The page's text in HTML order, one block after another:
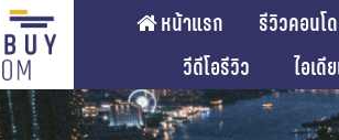
หน้าแรก รีวิวคอนโด
วีดีโอรีวิว
ไอเดี